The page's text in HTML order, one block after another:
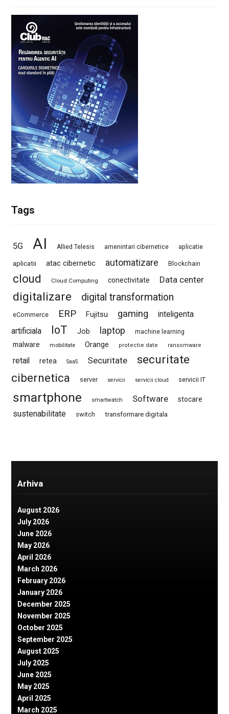
Tags
5G AI Allied Telesis amenintari cibernetice aplicatie
aplicatii atac cibernetic automatizare Blockchain
cloud Cloud Computing conectivitate Data center
digitalizare digital transformation
eCommerce ERP Fujitsu gaming
inteligenta
artificiala
IoT Job laptop machine learning
malware mobilitate Orange protectie date ransomware
retail retea SaaS Securitate
securitate
cibernetica
server servicii servicii cloud servicii IT
smartphone smartwatch Software stocare
sustenabilitate switch transformare digitala
Arhiva
August 2026
July 2026
June 2026
May 2026
April 2026
March 2026
February 2026
January 2026
December 2025
November 2025
October 2025
September 2025
August 2025
July 2025
June 2025
May 2025
April 2025
March 2025